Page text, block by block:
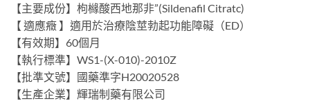
【主要成份】枸櫞酸西地那非”(Sildenafil Citratc)
【 適應癥 】適用於治療陰莖勃起功能障礙（ED）
【有效期】60個月
【執行標準】WS1-(X-010)-2010Z
【批準文號】國藥準字H20020528
【生產企業】輝瑞制藥有限公司